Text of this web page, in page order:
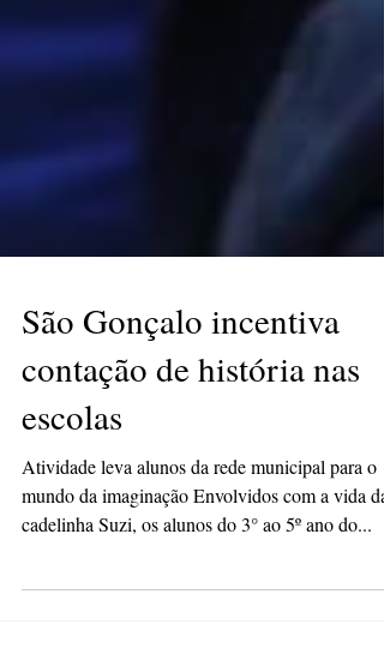
São Gonçalo incentiva
contação de história nas
escolas
mundo da imaginação Envolvidos com a vida da